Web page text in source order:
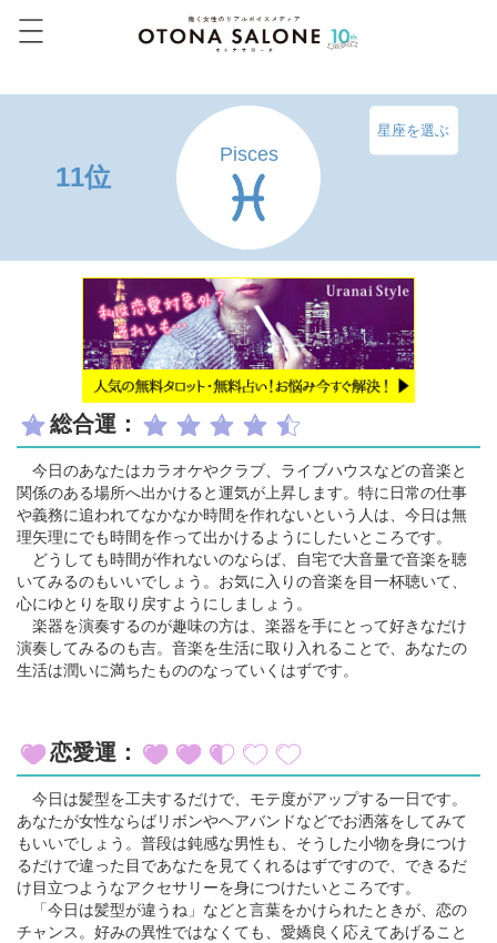
11位
Pisces
星座を選ぶ
総合運：
今日のあなたはカラオケやクラブ、ライブハウスなどの音楽と
関係のある場所へ出かけると運気が上昇します。特に日常の仕事
や義務に追われてなかなか時間を作れないという人は、今日は無
理矢理にでも時間を作って出かけるようにしたいところです。
どうしても時間が作れないのならば、自宅で大音量で音楽を聴
いてみるのもいいでしょう。お気に入りの音楽を目一杯聴いて、
心にゆとりを取り戻すようにしましょう。
楽器を演奏するのが趣味の方は、楽器を手にとって好きなだけ
演奏してみるのも吉。音楽を生活に取り入れることで、あなたの
生活は潤いに満ちたもののなっていくはずです。
恋愛運：
今日は髪型を工夫するだけで、モテ度がアップする一日です。
あなたが女性ならばリボンやヘアバンドなどでお洒落をしてみて
もいいでしょう。普段は鈍感な男性も、そうした小物を身につけ
るだけで違った目であなたを見てくれるはずですので、できるだ
け目立つようなアクセサリーを身につけたいところです。
「今日は髪型が違うね」などと言葉をかけられたときが、恋の
チャンス。好みの異性ではなくても、愛嬌良く応えてあげること